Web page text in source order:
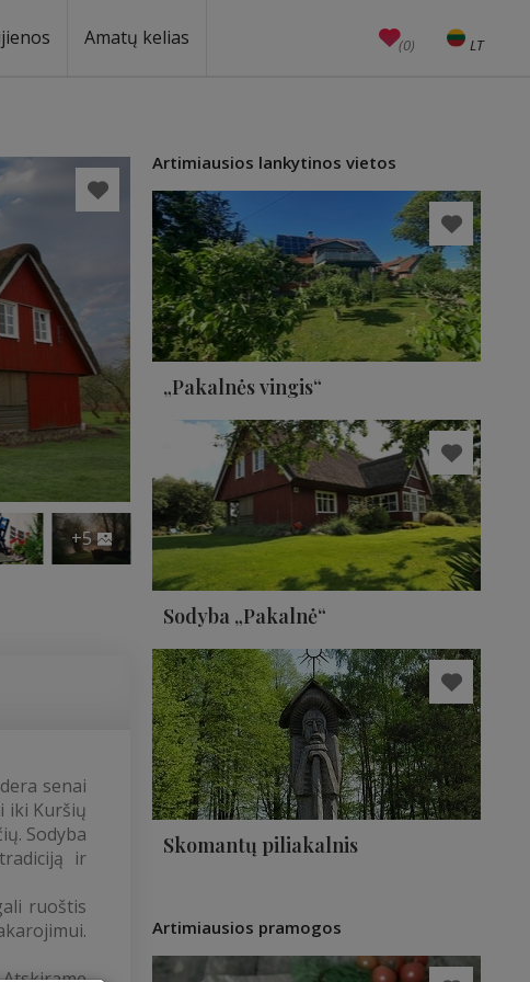
Amatų kelias (0) LT
EN
+5
senai
iki Kuršių
Sodyba
ir
ruoštis
Artimiausios lankytinos vietos
„Pakalnės vingis“
Sodyba „Pakalnė“
Skomantų piliakalnis
Artimiausios pramogos